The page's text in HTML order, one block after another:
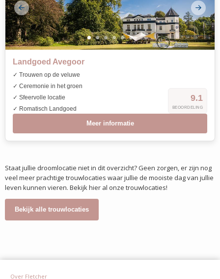
Landgoed Avegoor
✓ Trouwen op de veluwe
✓ Ceremonie in het groen
✓ Sfeervolle locatie
✓ Romatisch Landgoed
9.1
BEOORDELING
Meer informatie
Staat jullie droomlocatie niet in dit overzicht? Geen zorgen, er zijn nog
veel meer prachtige trouwlocaties waar jullie de mooiste dag van jullie
leven kunnen vieren. Bekijk hier al onze trouwlocaties!
Bekijk alle trouwlocaties
Over Fletcher